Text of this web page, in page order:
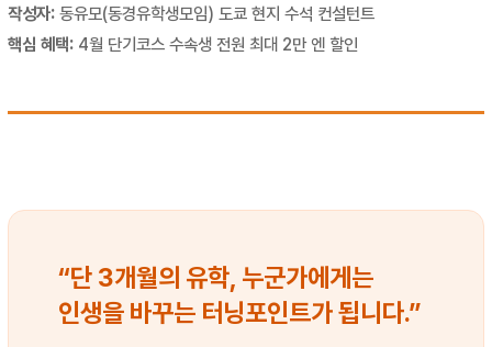
작성자: 동유모(동경유학생모임) 도쿄 현지 수석 컨설턴트
핵심 혜택: 4월 단기코스 수속생 전원 최대 2만 엔 할인
“단 3개월의 유학, 누군가에게는
인생을 바꾸는 터닝포인트가 됩니다.”